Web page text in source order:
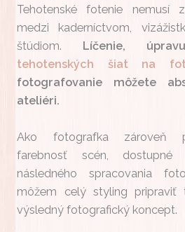
Tehotenské fotenie nemusí
medzi kaderníctvom,
štúdiom. Líčenie,
tehotenských šiat na
fotografovanie môžete
ateliéri.
Ako fotografka zároveň
farebnosť scén,
následného spracovania
môžem celý styling pripraviť
výsledný fotografický koncept.